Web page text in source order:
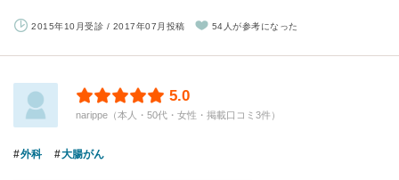
2015年10月受診 / 2017年07月投稿 54人が参考になった
5.0
narippe（本人・50代・女性・掲載口コミ3件）
外科 大腸がん